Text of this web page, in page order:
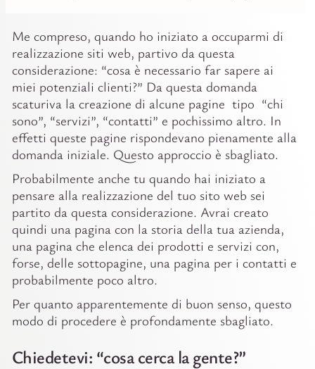
Me compreso, quando ho iniziato a occuparmi di
realizzazione siti web, partivo da questa
considerazione: “cosa è necessario far sapere ai
miei potenziali clienti?” Da questa domanda
scaturiva la creazione di alcune pagine tipo “chi
sono”, “servizi”, “contatti” e pochissimo altro. In
effetti queste pagine rispondevano pienamente alla
domanda iniziale. Questo approccio è sbagliato.
Probabilmente anche tu quando hai iniziato a
pensare alla realizzazione del tuo sito web sei
partito da questa considerazione. Avrai creato
quindi una pagina con la storia della tua azienda,
una pagina che elenca dei prodotti e servizi con,
forse, delle sottopagine, una pagina per i contatti e
probabilmente poco altro.
Per quanto apparentemente di buon senso, questo
modo di procedere è profondamente sbagliato.
Chiedetevi: “cosa cerca la gente?”